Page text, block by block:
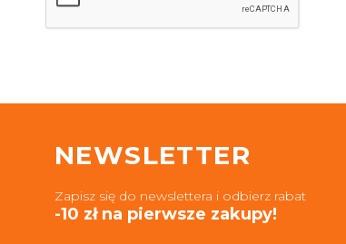
NEWSLETTER
Zapisz się do newslettera i odbierz rabat
-10 zł na pierwsze zakupy!